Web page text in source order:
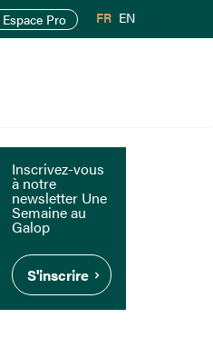
Espace Pro FR EN
Inscrivez-vous
à notre
newsletter Une
Semaine au
Galop
S'inscrire